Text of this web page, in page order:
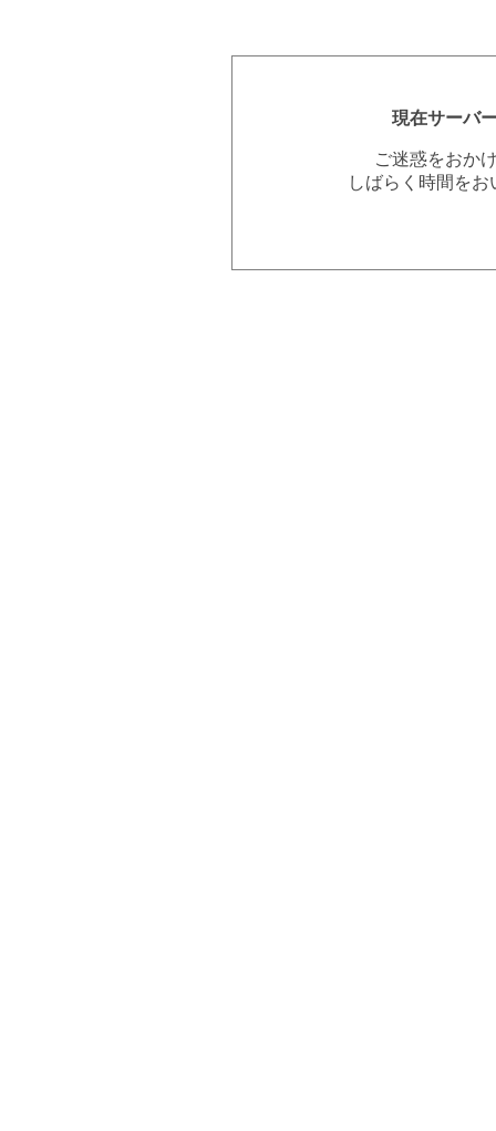
現在サーバ
ご迷惑をおか
しばらく時間を